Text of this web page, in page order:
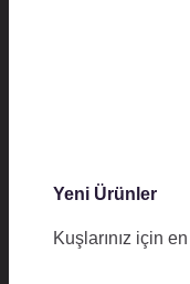
Yeni Ürünler
Kuşlarınız için